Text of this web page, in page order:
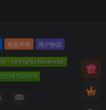
免责声明 用户协议